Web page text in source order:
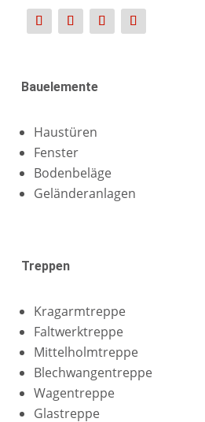
Bauelemente
Haustüren
Fenster
Bodenbeläge
Geländeranlagen
Treppen
Kragarmtreppe
Faltwerktreppe
Mittelholmtreppe
Blechwangentreppe
Wagentreppe
Glastreppe